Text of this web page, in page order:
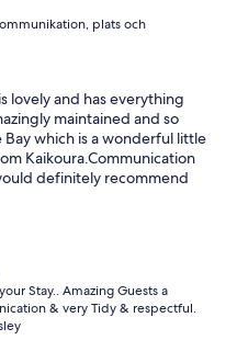
plats och
lovely and has everything
maintained and so
which is a wonderful little
Kaikoura.Communication
definitely recommend
Stay.. Amazing Guests a
& very Tidy & respectful.